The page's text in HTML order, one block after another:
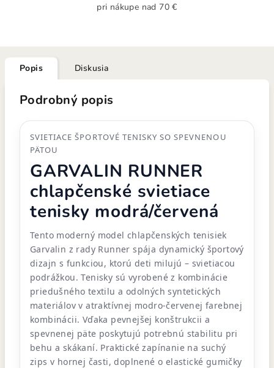
pri nákupe nad 70 €
Popis Diskusia
Podrobný popis
SVIETIACE ŠPORTOVÉ TENISKY SO SPEVNENOU
PÄTOU
GARVALIN RUNNER
chlapčenské svietiace
tenisky modrá/červená
Tento moderný model chlapčenských tenisiek
Garvalin z rady Runner spája dynamický športový
dizajn s funkciou, ktorú deti milujú – svietiacou
podrážkou. Tenisky sú vyrobené z kombinácie
priedušného textilu a odolných syntetických
materiálov v atraktívnej modro-červenej farebnej
kombinácii. Vďaka pevnejšej konštrukcii a
spevnenej päte poskytujú potrebnú stabilitu pri
behu a skákaní. Praktické zapínanie na suchý
zips v hornej časti, doplnené o elastické gumičky